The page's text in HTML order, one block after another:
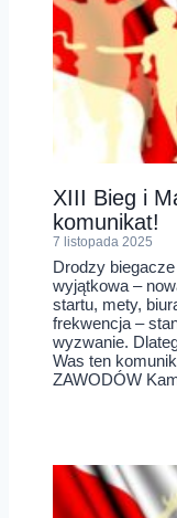
XIII Bieg i
komunikat!
7 listopada 2025
Drodzy
wyjątkowa –
startu, mety,
frekwencja –
wyzwanie.
Was ten
ZAWODÓW